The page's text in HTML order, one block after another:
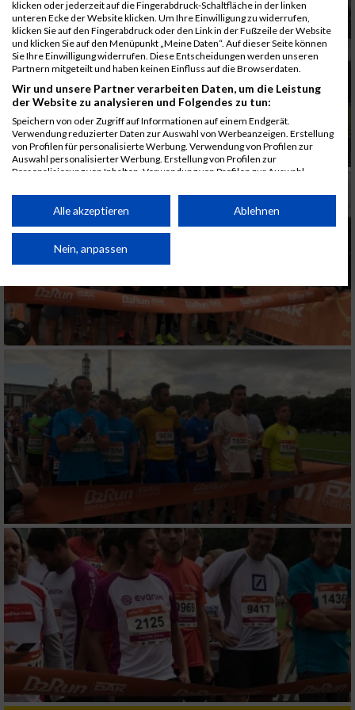
klicken oder jederzeit auf die Fingerabdruck-Schaltfläche in der linken
unteren Ecke der Website klicken. Um Ihre Einwilligung zu widerrufen,
klicken Sie auf den Fingerabdruck oder den Link in der Fußzeile der Website
und klicken Sie auf den Menüpunkt „Meine Daten“. Auf dieser Seite können
Sie Ihre Einwilligung widerrufen. Diese Entscheidungen werden unseren
Partnern mitgeteilt und haben keinen Einfluss auf die Browserdaten.
Wir und unsere Partner verarbeiten Daten, um die Leistung
der Website zu analysieren und Folgendes zu tun:
Speichern von oder Zugriff auf Informationen auf einem Endgerät.
Verwendung reduzierter Daten zur Auswahl von Werbeanzeigen. Erstellung
von Profilen für personalisierte Werbung. Verwendung von Profilen zur
Auswahl personalisierter Werbung. Erstellung von Profilen zur
Personalisierung von Inhalten. Verwendung von Profilen zur Auswahl
Performance von Inhalten. Analyse von Zielgruppen durch Statistiken oder
Kombinationen von Daten aus verschiedenen Quellen. Entwicklung und
von Inhalten.
Daten können außerhalb der Europäischen Union weitergegeben und in die
Website/App.
Partnerliste anzeigen (1 IAB-Anbieter)
Wir nutzen Ihre Daten für folgende Zwecke:
IAB-Verarbeitungszwecke:
Speichern von oder Zugriff auf Informationen
auf einem Endgerät
Verwendung reduzierter Daten zur Auswahl
von Werbeanzeigen
Erstellung von Profilen für personalisierte
Verwendung von Profilen zur Auswahl
personalisierter Werbung
Erstellung von Profilen zur Personalisierung
von Inhalten
Verwendung von Profilen zur Auswahl
personalisierter Inhalte
Messung der Werbeleistung
Alle akzeptieren Ablehnen
Nein, anpassen